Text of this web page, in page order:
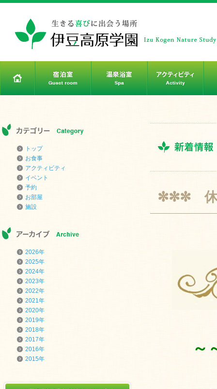
トップ
お食事
アクティビティ
イベント
予約
お部屋
施設
2026年
2025年
2024年
2023年
2022年
2021年
2020年
2019年
2018年
2017年
2016年
2015年
✼✼✼ 休
～